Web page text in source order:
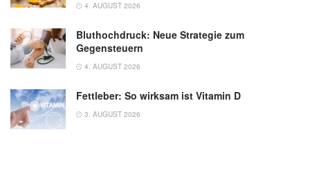
4. AUGUST 2026
Bluthochdruck: Neue Strategie zum
Gegensteuern
4. AUGUST 2026
Fettleber: So wirksam ist Vitamin D
3. AUGUST 2026